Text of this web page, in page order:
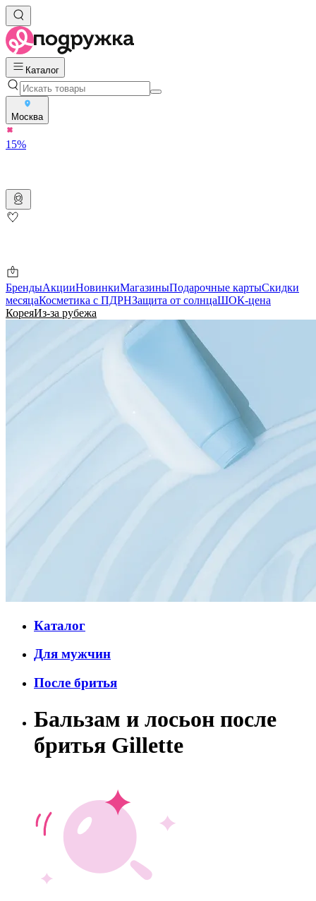
Каталог
Москва
15%
БрендыАкцииНовинкиМагазиныПодарочные картыСкидки
месяцаКосметика с ПДРНЗащита от солнцаШОК-цена
КореяИз-за рубежа
Каталог
Для мужчин
После бритья
Бальзам и лосьон после
бритья Gillette